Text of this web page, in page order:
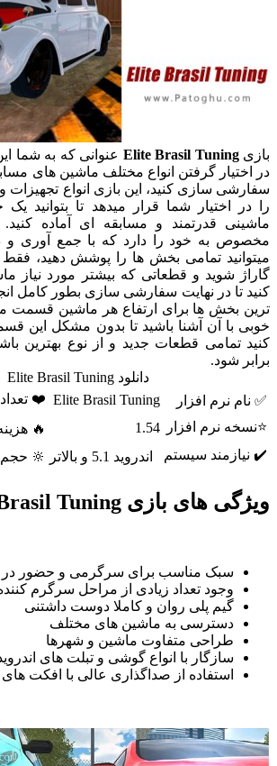
بازیElite Brasil Tuning عنوانی که به شما
در اختیار گرفتن انواع مختلف ماشین های
سفارشی سازی کنید، این بازی انواع تجهیزات و
را در اختیار شما قرار میدهد تا بتوانید
ماشینی قدرتمند و مسابقه ای آماده
مخصوص به خود را دارد که با جمع آوری و در
میتوانید تمامی بخش ها را پوشش دهید،
گاراژ شوید و قطعاتی که بیشتر مورد نیاز
کنید تا در نهایت سفارشی سازی بطور کامل
ترین بخش ها برای ارتفاع هر ماشین قسمت
خوبی با آن آشنا باشید تا بدون مشکل این
کنید تمامی قطعات جدید و از نوع بهترین
برابر شود.
دانلود Elite Brasil Tuning
✅ نام نرم افزار
Elite Brasil Tuning ❤️ تعداد
⭐نسخه نرم افزار
1.54
🔥
✔️ نیازمند سیستم
اندروید 5.1 و بالاتر 🔆 حجم
ویژگی های بازی Elite Brasil Tuning
سبک مناسب برای سرگرمی و حضور در
وجود تعداد زیادی از مراحل سرگرم
گیم پلی روان و کاملا دوست داشتنی
دسترسی به ماشین های مختلف
طراحی متفاوت ماشین و شهرها
سازگار با انواع گوشی و تبلت های
استفاده از صداگذاری عالی با افکت های